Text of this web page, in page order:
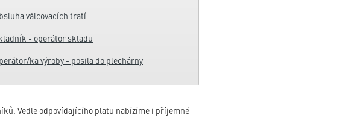
válcovacích tratí
- operátor skladu
ka výroby - posila do plechárny
Vedle odpovídajícího platu nabízíme i příjemné